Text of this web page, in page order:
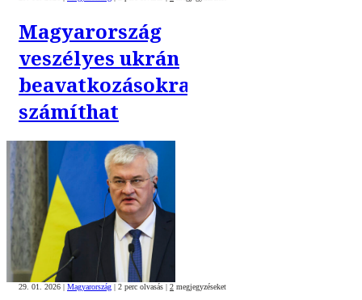
Magyarország
veszélyes ukrán
beavatkozásokra
számíthat
29. 01. 2026 | Magyarország | 2 perc olvasás | 2 megjegyzéseket